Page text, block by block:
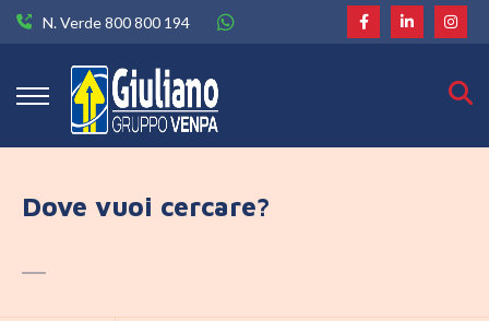
N. Verde 800 800 194
Dove vuoi cercare?